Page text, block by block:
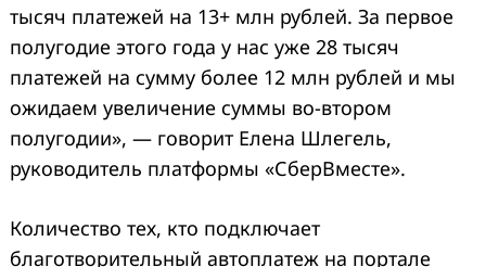
тысяч платежей на 13+ млн рублей. За первое
полугодие этого года у нас уже 28 тысяч
платежей на сумму более 12 млн рублей и мы
ожидаем увеличение суммы во-втором
полугодии», — говорит Елена Шлегель,
руководитель платформы «СберВместе».
Количество тех, кто подключает
благотворительный автоплатеж на портале